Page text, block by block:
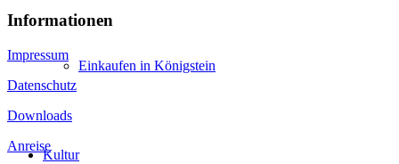
Einkaufen in Königstein
Kultur
Informationen
Impressum
Datenschutz
Downloads
Anreise